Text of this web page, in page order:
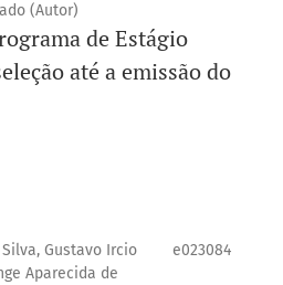
(Autor)
de Estágio
até a emissão do
Gustavo Ircio
Aparecida de
e023084